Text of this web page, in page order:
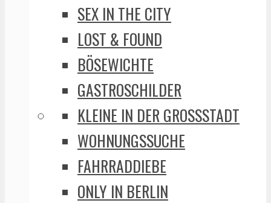
SEX IN THE CITY
LOST & FOUND
BÖSEWICHTE
GASTROSCHILDER
KLEINE IN DER GROSSSTADT
WOHNUNGSSUCHE
FAHRRADDIEBE
ONLY IN BERLIN